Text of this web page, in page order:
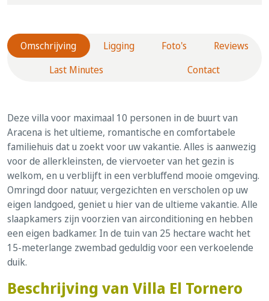
Omschrijving Ligging Foto's
Reviews
Last Minutes
Contact
Deze villa voor maximaal 10 personen in de buurt van
Aracena is het ultieme, romantische en comfortabele
familiehuis dat u zoekt voor uw vakantie. Alles is aanwezig
voor de allerkleinsten, de viervoeter van het gezin is
welkom, en u verblijft in een verbluffend mooie omgeving.
Omringd door natuur, vergezichten en verscholen op uw
eigen landgoed, geniet u hier van de ultieme vakantie. Alle
slaapkamers zijn voorzien van airconditioning en hebben
een eigen badkamer. In de tuin van 25 hectare wacht het
15-meterlange zwembad geduldig voor een verkoelende
duik.
Beschrijving van Villa El Tornero